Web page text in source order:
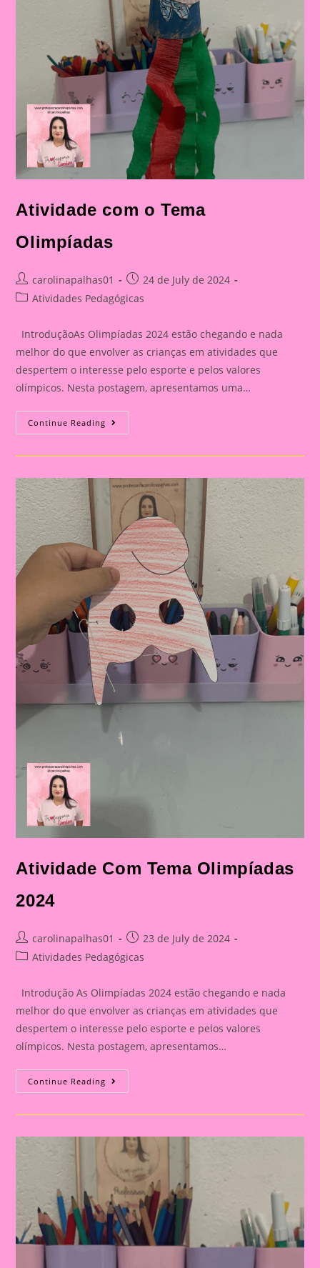
Atividade com o Tema
Olimpíadas
Post
author:
carolinapalhas01
Post
published:
24 de July de 2024
PostAtividades Pedagógicas
IntroduçãoAs Olimpíadas 2024 estão chegando e nada
melhor do que envolver as crianças em atividades que
despertem o interesse pelo esporte e pelos valores
olímpicos. Nesta postagem, apresentamos uma…
Continue Reading Atividade
Com
Tema
Atividade Com Tema Olimpíadas
2024
Post
author:
carolinapalhas01
Post
published:
23 de July de 2024
PostAtividades Pedagógicas
Introdução As Olimpíadas 2024 estão chegando e nada
melhor do que envolver as crianças em atividades que
despertem o interesse pelo esporte e pelos valores
olímpicos. Nesta postagem, apresentamos…
Continue Reading Atividade
Com
Olimpíadas